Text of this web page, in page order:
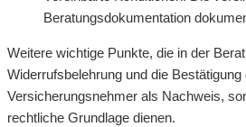
Beratungsdokumentation
Weitere wichtige Punkte, die in der
Widerrufsbelehrung und die
Versicherungsnehmer als Nachweis,
rechtliche Grundlage dienen.